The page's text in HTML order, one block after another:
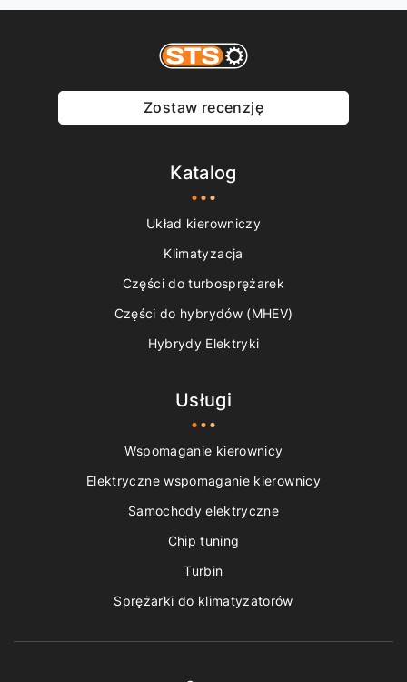
Zostaw recenzję
Katalog
Układ kierowniczy
Klimatyzacja
Części do turbosprężarek
Części do hybrydów (MHEV)
Hybrydy Elektryki
Usługi
Wspomaganie kierownicy
Elektryczne wspomaganie kierownicy
Samochody elektryczne
Chip tuning
Turbin
Sprężarki do klimatyzatorów